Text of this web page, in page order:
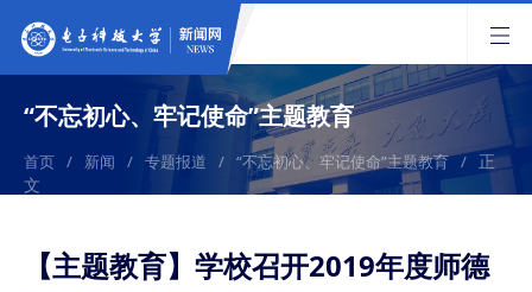
“不忘初心、牢记使命”主题教育
首页 / 新闻 / 专题报道 / “不忘初心、牢记使命”主题教育 /
正
文
【主题教育】学校召开2019年度师德